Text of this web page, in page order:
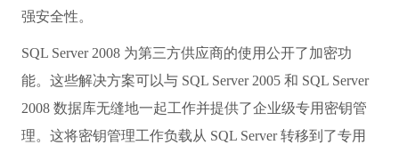
强安全性。
SQL Server 2008 为第三方供应商的使用公开了加密功
能。这些解决方案可以与 SQL Server 2005 和 SQL Server
2008 数据库无缝地一起工作并提供了企业级专用密钥管
理。这将密钥管理工作负载从 SQL Server 转移到了专用